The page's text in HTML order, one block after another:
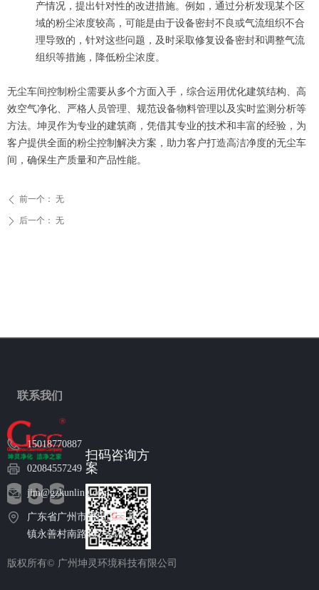
产情况，提出针对性的改进措施。例如，通过分析发现某个区
域的粉尘浓度较高，可能是由于设备密封不良或气流组织不合
理导致的，针对这些问题，及时采取修复设备密封和调整气流
组织等措施，降低粉尘浓度。
无尘车间控制粉尘需要从多个方面入手，综合运用优化建筑结构、高
效空气净化、严格人员管理、规范设备物料管理以及实时监测分析等
方法。坤灵作为专业的建筑商，凭借其专业的技术和丰富的经验，为
客户提供全面的粉尘控制解决方案，助力客户打造高洁净度的无尘车
间，确保生产质量和产品性能。
ꄴ 前一个： 无
ꄲ 后一个： 无
版权所有© 广州坤灵环境科技有限公司
扫码咨询方
案
15018770887
02084557249
jim@gzkunling.com
广东省广州市番禺区石碁
镇永善村南路102号6栋
联系我们